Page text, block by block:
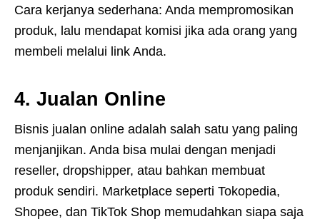
Cara kerjanya sederhana: Anda mempromosikan
produk, lalu mendapat komisi jika ada orang yang
membeli melalui link Anda.
4. Jualan Online
Bisnis jualan online adalah salah satu yang paling
menjanjikan. Anda bisa mulai dengan menjadi
reseller, dropshipper, atau bahkan membuat
produk sendiri. Marketplace seperti Tokopedia,
Shopee, dan TikTok Shop memudahkan siapa saja